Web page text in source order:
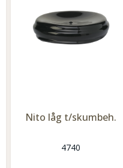
Nito låg t/skumbeh.
4740